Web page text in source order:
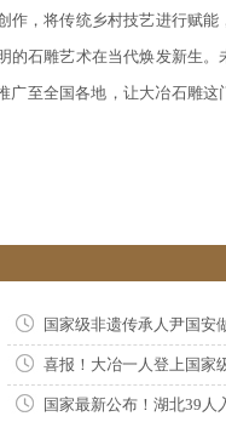
，将传统乡村技艺进行赋能
石雕艺术在当代焕发新生
广至全国各地，让大冶石雕
国家级非遗传承人尹国安
喜报！大冶一人登上国家
国家最新公布！湖北39人